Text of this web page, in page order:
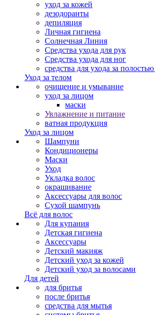
уход за кожей
дезодоранты
депиляция
Личная гигиена
Солнечная Линия
Средства ухода для рук
Средства ухода для ног
средства для ухода за полостью
Уход за телом
очищение и умывание
уход за лицом
маски
Увлажнение и питание
ватная продукция
Уход за лицом
Шампуни
Кондиционеры
Маски
Уход
Укладка волос
окрашивание
Аксессуары для волос
Сухой шампунь
Всё для волос
Для купания
Детская гигиена
Аксессуары
Детский макияж
Детский уход за кожей
Детский уход за волосами
Для детей
для бритья
после бритья
средства для мытья